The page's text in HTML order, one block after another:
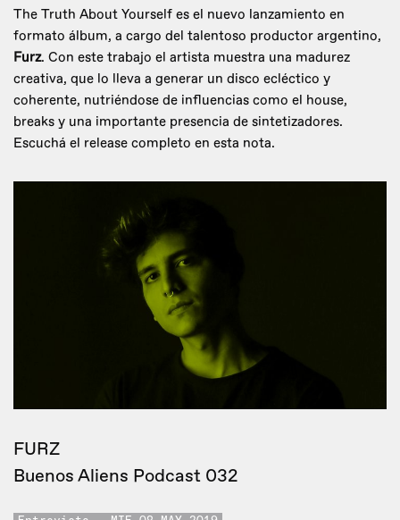
The Truth About Yourself es el nuevo lanzamiento en
formato álbum, a cargo del talentoso productor argentino,
Furz. Con este trabajo el artista muestra una madurez
creativa, que lo lleva a generar un disco ecléctico y
coherente, nutriéndose de influencias como el house,
breaks y una importante presencia de sintetizadores.
Escuchá el release completo en esta nota.
FURZ
Buenos Aliens Podcast 032